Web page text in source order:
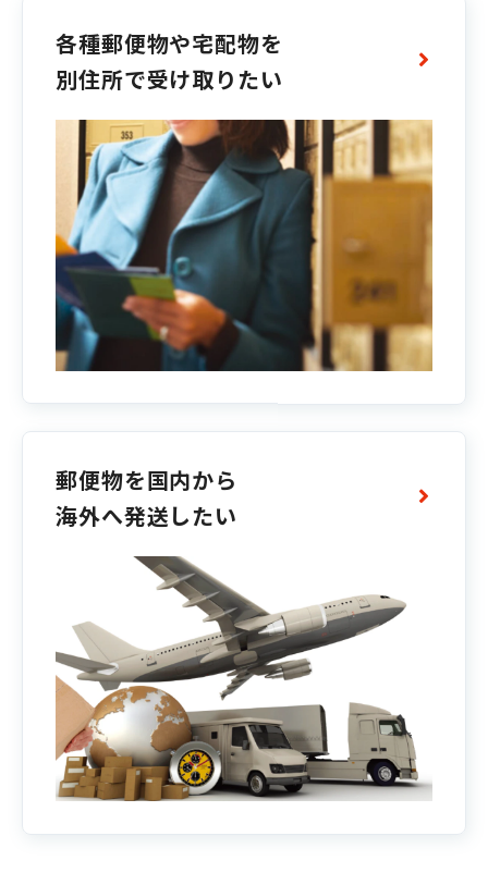
各種郵便物や宅配物を
別住所で受け取りたい
郵便物を国内から
海外へ発送したい